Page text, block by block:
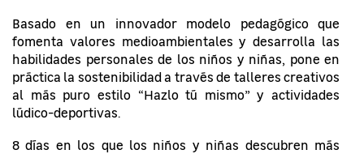
Basado en un innovador modelo pedagógico que
fomenta valores medioambientales y desarrolla las
habilidades personales de los niños y niñas, pone en
práctica la sostenibilidad a través de talleres creativos
al más puro estilo “Hazlo tú mismo” y actividades
lúdico-deportivas.
8 días en los que los niños y niñas descubren más